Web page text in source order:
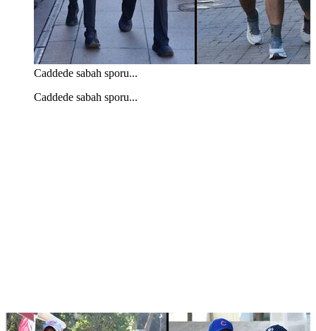
Caddede sabah sporu...
Caddede sabah sporu...